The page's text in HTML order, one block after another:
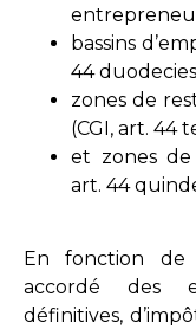
bassins
44
zones de
(CGI, art. 44
et zones de
art. 44
En fonction
accordé des
définitives,